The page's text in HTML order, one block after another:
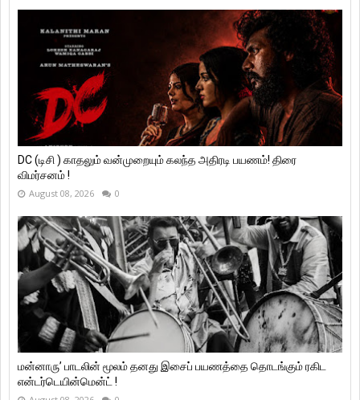
DC (டிசி ) காதலும் வன்முறையும் கலந்த அதிரடி பயணம்! திரை
விமர்சனம் !
August 08, 2026 0
மன்னாரு’ பாடலின் மூலம் தனது இசைப் பயணத்தை தொடங்கும் ரகிட
என்டர்டெயின்மென்ட் !